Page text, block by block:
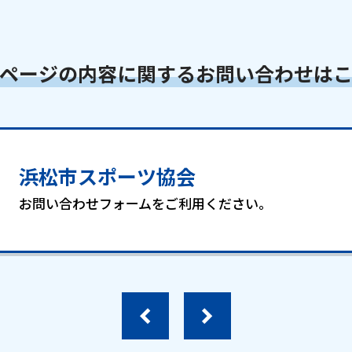
ージの内容に関するお問い合わせは
浜松市スポーツ協会
お問い合わせフォームをご利用ください。